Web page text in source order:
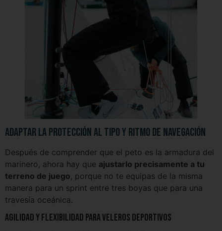
Adaptar la protección al tipo y ritmo de navegación
Después de comprender que el peto es la armadura del
marinero, ahora hay que ajustarlo precisamente a tu
terreno de juego, porque no te equipas de la misma
manera para un sprint entre tres boyas que para una
travesía oceánica.
Agilidad y flexibilidad para veleros deportivos